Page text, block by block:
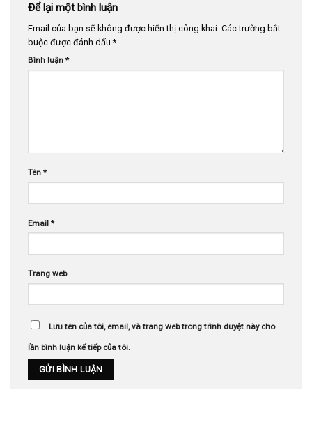
Để lại một bình luận
Email của bạn sẽ không được hiển thị công khai. Các trường bắt
buộc được đánh dấu*
Bình luận *
Tên *
Email *
Trang web
Lưu tên của tôi, email, và trang web trong trình duyệt này cho
lần bình luận kế tiếp của tôi.